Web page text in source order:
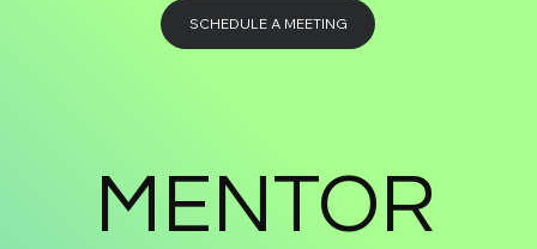
SCHEDULE A MEETING
MENTOR